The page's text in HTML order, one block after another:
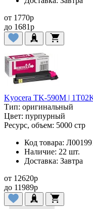
от 1770p
до 1681p
Kyocera TK-590M |
Тип: оригинальный
Цвет: пурпурный
Ресурс, объем: 5000 стр
Код товара:
Наличие: 22 шт.
Доставка: Завтра
от 12620p
до 11989p